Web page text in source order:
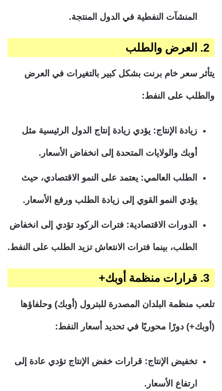
المنشآت النفطية في الدول المنتجة.
2. العرض والطلب
يتأثر سعر خام برنت بشكل كبير بالتغيرات في العرض
والطلب على النفط:
زيادة الإنتاج: يؤدي زيادة إنتاج الدول الرئيسية مثل
أوبك والولايات المتحدة إلى انخفاض الأسعار.
الطلب العالمي: يعتمد على النمو الاقتصادي، حيث
يؤدي النمو القوي إلى زيادة الطلب ورفع الأسعار.
الدورات الاقتصادية: فترات الركود تؤدي إلى انخفاض
الطلب، بينما فترات الانتعاش تزيد الطلب على النفط.
3. قرارات منظمة أوبك+
تلعب منظمة البلدان المصدرة للبترول (أوبك) وحلفاؤها
(أوبك+) دورًا محوريًا في تحديد أسعار النفط:
تخفيض الإنتاج: قرارات خفض الإنتاج تؤدي عادة إلى
ارتفاع الأسعار.